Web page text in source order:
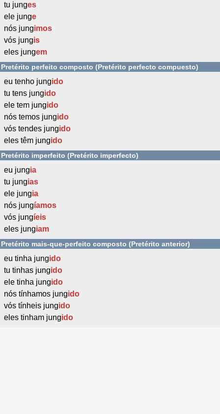
tu junges
ele junge
nós jungimos
vós jungis
eles jungem
Pretérito perfeito composto (Pretérito perfecto compuesto)
eu tenho jungido
tu tens jungido
ele tem jungido
nós temos jungido
vós tendes jungido
eles têm jungido
Pretérito imperfeito (Pretérito imperfecto)
eu jungia
tu jungias
ele jungia
nós jungíamos
vós jungíeis
eles jungiam
Pretérito mais-que-perfeito composto (Pretérito anterior)
eu tinha jungido
tu tinhas jungido
ele tinha jungido
nós tínhamos jungido
vós tínheis jungido
eles tinham jungido